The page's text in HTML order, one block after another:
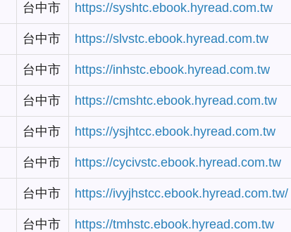
台中市 https://syshtc.ebook.hyread.com.tw
台中市 https://slvstc.ebook.hyread.com.tw
台中市 https://inhstc.ebook.hyread.com.tw
台中市 https://cmshtc.ebook.hyread.com.tw
台中市 https://ysjhtcc.ebook.hyread.com.tw
台中市 https://cycivstc.ebook.hyread.com.tw
台中市 https://ivyjhstcc.ebook.hyread.com.tw/
台中市 https://tmhstc.ebook.hyread.com.tw